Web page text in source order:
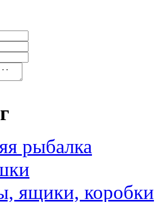
рыбалка
ящики, коробки